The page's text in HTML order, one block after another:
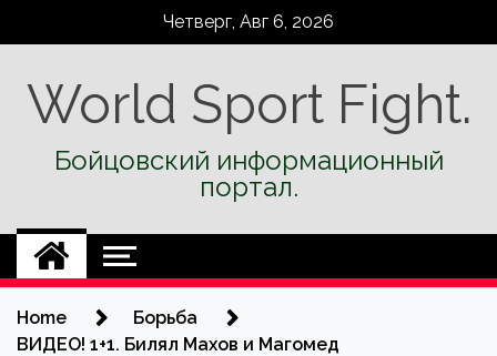
Четверг, Авг 6, 2026
World Sport Fight.
Бойцовский информационный
портал.
Home
Борьба
ВИДЕО! 1+1. Билял Махов и Магомед